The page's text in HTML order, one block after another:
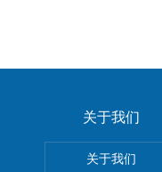
关于我们
关于我们